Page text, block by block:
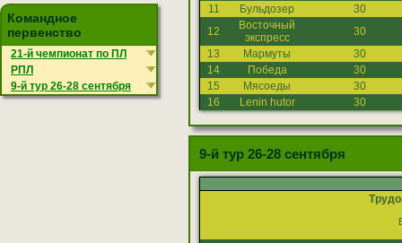
11
Бульдозер
30
12
Восточный
экспресс
30
13
Мармуты
30
14
Победа
30
15
Мясоеды
30
16
Lenin hutor 30
9-й тур 26-28 сентября
Командное
первенство
21-й чемпионат по ПЛ
РПЛ
9-й тур 26-28 сентября